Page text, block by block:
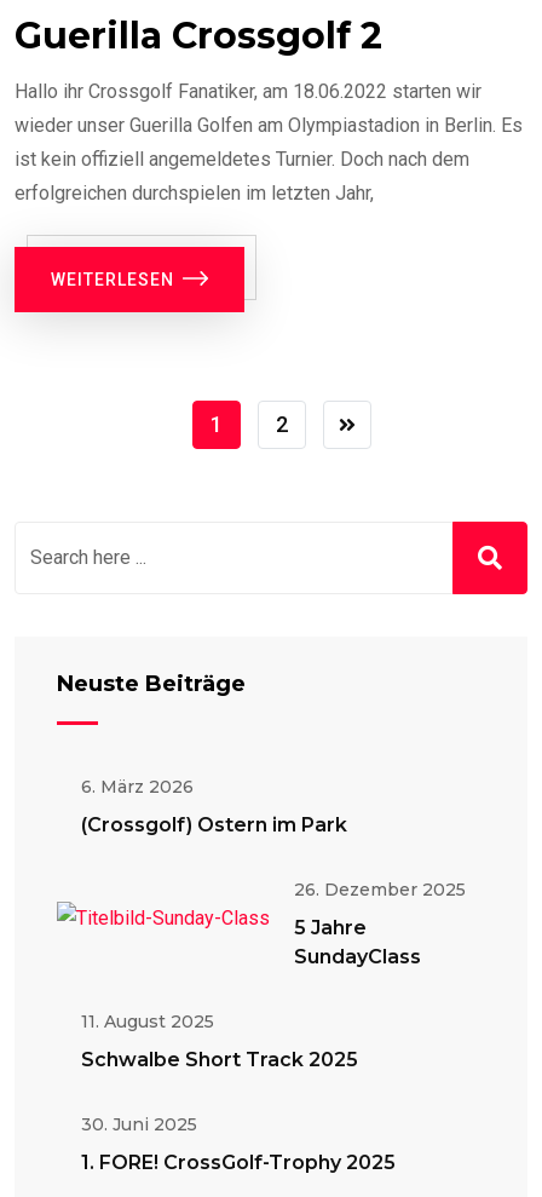
Guerilla Crossgolf 2
Hallo ihr Crossgolf Fanatiker, am 18.06.2022 starten wir
wieder unser Guerilla Golfen am Olympiastadion in Berlin. Es
ist kein offiziell angemeldetes Turnier. Doch nach dem
erfolgreichen durchspielen im letzten Jahr,
WEITERLESEN
1 2
Neuste Beiträge
6. März 2026
(Crossgolf) Ostern im Park
26. Dezember 2025
5 Jahre
SundayClass
11. August 2025
Schwalbe Short Track 2025
30. Juni 2025
1. FORE! CrossGolf-Trophy 2025